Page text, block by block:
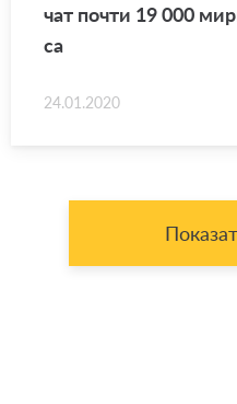
чат почти 19 000
са
24.01.2020